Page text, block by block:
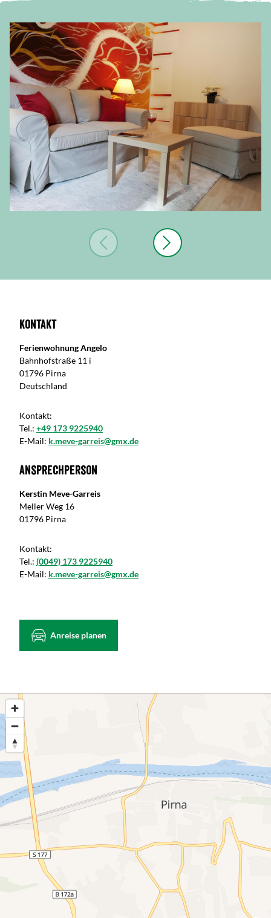
Kontakt
Ferienwohnung Angelo
Bahnhofstraße 11 i
01796 Pirna
Deutschland
Kontakt:
Tel.: +49 173 9225940
E-Mail: k.meve-garreis@gmx.de
Ansprechperson
Kerstin Meve-Garreis
Meller Weg 16
01796 Pirna
Kontakt:
Tel.: (0049) 173 9225940
E-Mail: k.meve-garreis@gmx.de
Anreise planen